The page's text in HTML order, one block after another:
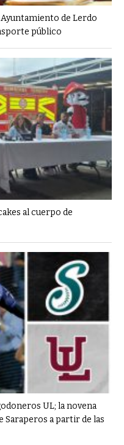
de Lerdo
público
al cuerpo de
UL; la novena
Saraperos a partir de las